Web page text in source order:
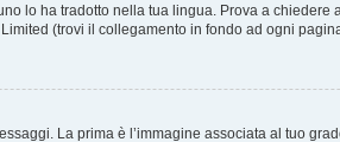
lo ha tradotto nella tua lingua. Prova a
(trovi il collegamento in fondo ad ogni
La prima è l’immagine associata al tuo